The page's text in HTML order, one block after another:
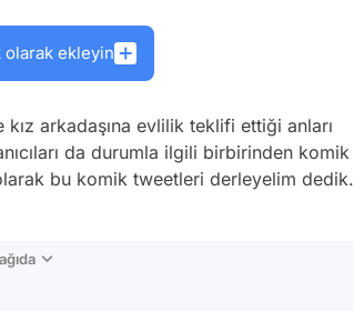
olarak ekleyin
arkadaşına evlilik teklifi ettiği anları
da durumla ilgili birbirinden komik
bu komik tweetleri derleyelim dedik.